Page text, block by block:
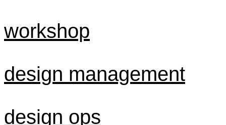
workshop
design management
design ops